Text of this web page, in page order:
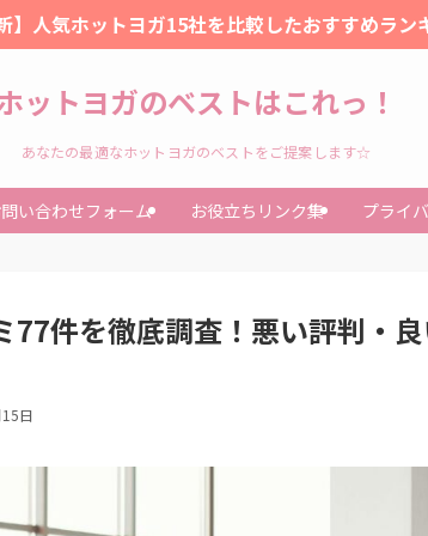
】人気ホットヨガ15社を比較したおすすめラン
ットヨガのベストはこれっ！
あなたの最適なホットヨガのベストをご提案します☆
い合わせフォーム お役立ちリンク集 プライ
77件を徹底調査！悪い評判・
日